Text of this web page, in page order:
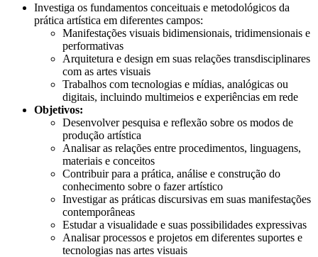
Investiga os fundamentos conceituais e metodológicos da
prática artística em diferentes campos:
Manifestações visuais bidimensionais, tridimensionais e
performativas
Arquitetura e design em suas relações transdisciplinares
com as artes visuais
Trabalhos com tecnologias e mídias, analógicas ou
digitais, incluindo multimeios e experiências em rede
Objetivos:
Desenvolver pesquisa e reflexão sobre os modos de
produção artística
Analisar as relações entre procedimentos, linguagens,
materiais e conceitos
Contribuir para a prática, análise e construção do
conhecimento sobre o fazer artístico
Investigar as práticas discursivas em suas manifestações
contemporâneas
Estudar a visualidade e suas possibilidades expressivas
Analisar processos e projetos em diferentes suportes e
tecnologias nas artes visuais